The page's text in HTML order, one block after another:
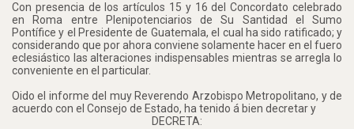
Con presencia de los artículos 15 y 16 del Concordato celebrado
en Roma entre Plenipotenciarios de Su Santidad el Sumo
Pontífice y el Presidente de Guatemala, el cual ha sido ratificado; y
considerando que por ahora conviene solamente hacer en el fuero
eclesiástico las alteraciones indispensables mientras se arregla lo
conveniente en el particular.
Oido el informe del muy Reverendo Arzobispo Metropolitano, y de
acuerdo con el Consejo de Estado, ha tenido á bien decretar y
DECRETA: